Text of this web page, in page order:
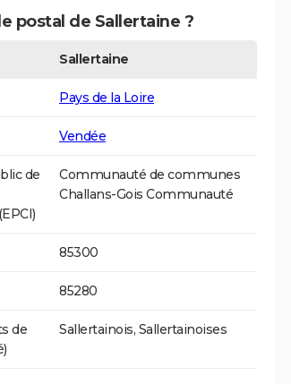
postal de Sallertaine ?
Sallertaine
Pays de la Loire
Vendée
de
Communauté de communes
Challans-Gois Communauté
85300
85280
de
Sallertainois, Sallertainoises